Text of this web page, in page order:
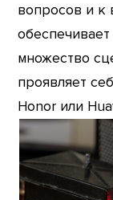
вопросов и к
множество
проявляет
Honor или